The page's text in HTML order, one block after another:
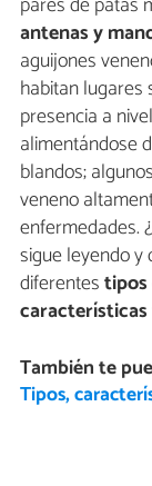
antenas y
aguijones
habitan lugares
presencia a
alimentándose
blandos;
veneno
enfermedades.
sigue leyendo y
diferentestipos
características
También te
Tipos,